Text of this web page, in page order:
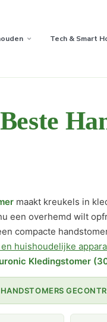
Tech & Smart
maakt kreukels in
een overhemd wilt
compacte
huishoudelijke
Kledingstomer